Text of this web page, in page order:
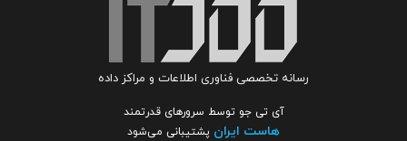
رسانه تخصصی فناوری اطلاعات و مراکز داده
آی تی جو توسط سرورهای قدرتمند
هاست ایران پشتیبانی می‌شود